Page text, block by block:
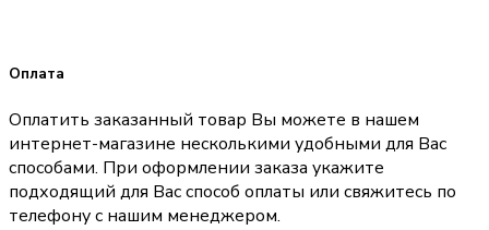
Оплата
Оплатить заказанный товар Вы можете в нашем
интернет-магазине несколькими удобными для Вас
способами. При оформлении заказа укажите
подходящий для Вас способ оплаты или свяжитесь по
телефону с нашим менеджером.